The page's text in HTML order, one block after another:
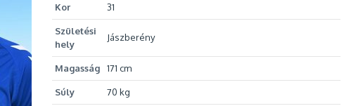
Kor 31
Születési
hely
Jászberény
Magasság 171 cm
Súly 70 kg